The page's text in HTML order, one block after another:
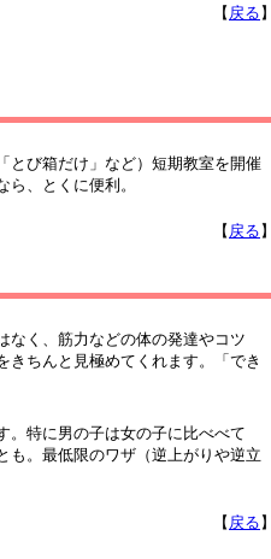
【 戻る 】
び箱だけ」など）短期教室を開催
、とくに便利。
【 戻る 】
く、筋力などの体の発達やコツ
ちんと見極めてくれます。「でき
特に男の子は女の子に比べべて
も。最低限のワザ（逆上がりや逆立
【 戻る 】